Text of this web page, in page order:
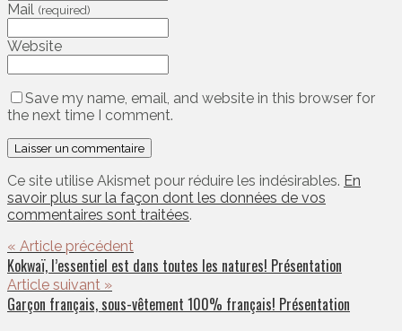
Mail (required)
Website
Save my name, email, and website in this browser for
the next time I comment.
Ce site utilise Akismet pour réduire les indésirables. En
savoir plus sur la façon dont les données de vos
commentaires sont traitées.
« Article précédent
Kokwaï, l’essentiel est dans toutes les natures! Présentation
Article suivant »
Garçon français, sous-vêtement 100% français! Présentation